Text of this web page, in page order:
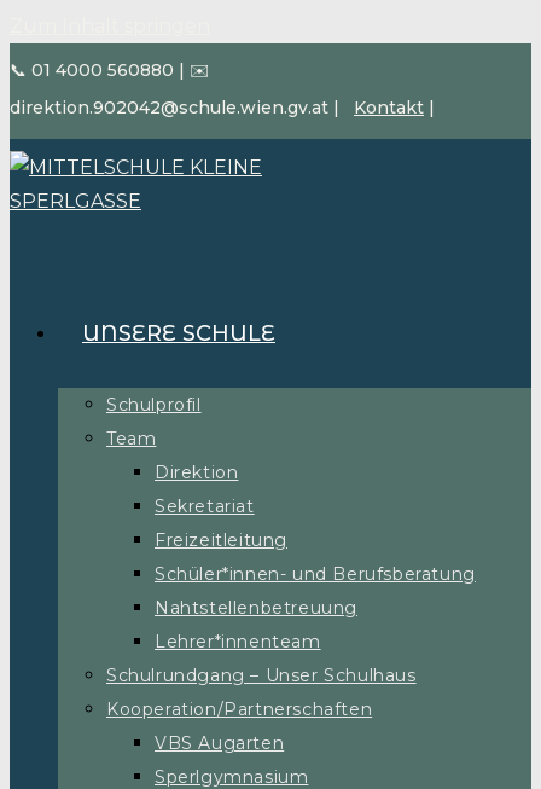
📞 01 4000 560880 | ✉️
direktion.902042@schule.wien.gv.at | Kontakt |
UNSERE SCHULE
Schulprofil
Team
Direktion
Sekretariat
Freizeitleitung
Schüler*innen- und Berufsberatung
Nahtstellenbetreuung
Lehrer*innenteam
Schulrundgang – Unser Schulhaus
Kooperation/Partnerschaften
VBS Augarten
Sperlgymnasium